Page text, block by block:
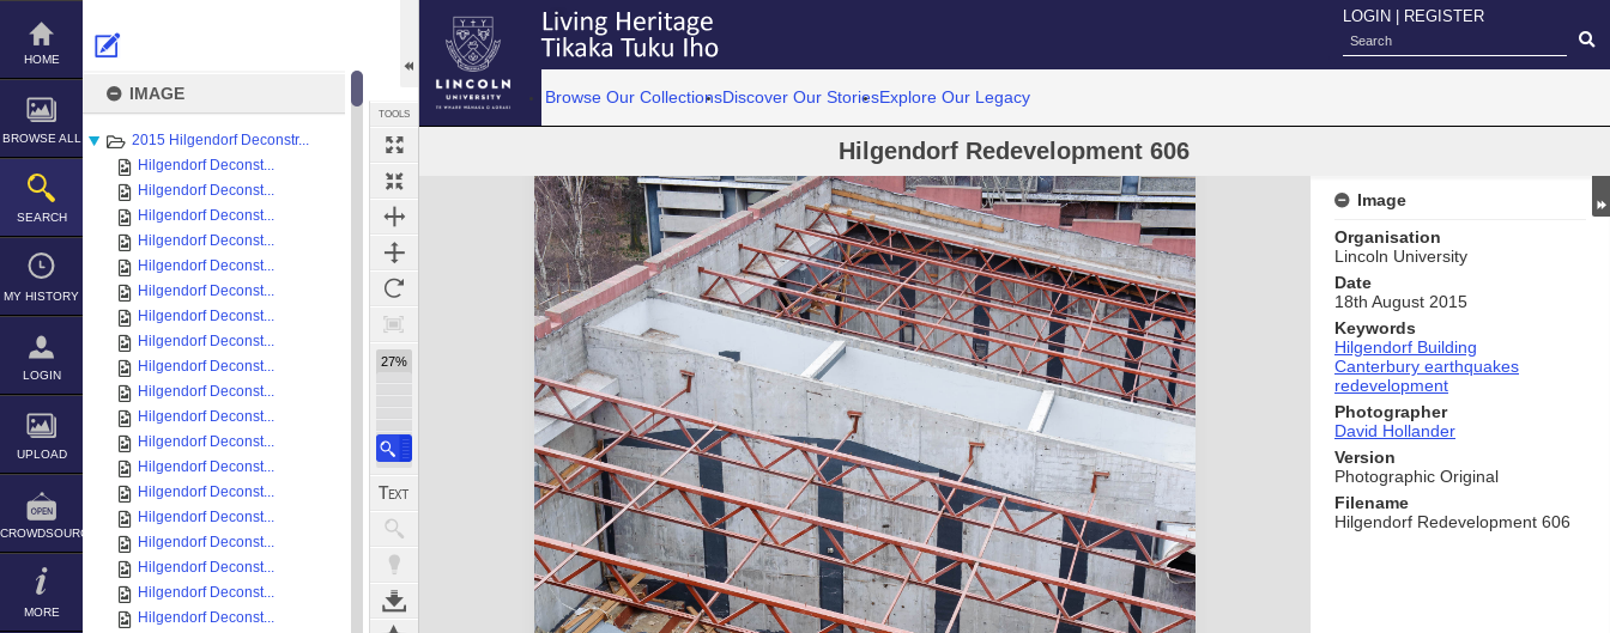
Skip
content
HOME
BROWSE ALL
SEARCH
MY HISTORY
LOGIN
UPLOAD
CROWDSOURCE
MORE
IMAGE
2015 Hilgendorf Deconstr...
Hilgendorf Deconst...
Hilgendorf Deconst...
Hilgendorf Deconst...
Hilgendorf Deconst...
Hilgendorf Deconst...
Hilgendorf Deconst...
Hilgendorf Deconst...
Hilgendorf Deconst...
Hilgendorf Deconst...
Hilgendorf Deconst...
Hilgendorf Deconst...
Hilgendorf Deconst...
Hilgendorf Deconst...
Hilgendorf Deconst...
Hilgendorf Deconst...
Hilgendorf Deconst...
Hilgendorf Deconst...
Hilgendorf Deconst...
Hilgendorf Deconst...
TOOLS
27%
LOGIN REGISTER
Browse Our CollectionsDiscover Our StoriesExplore Our Legacy
Hilgendorf Redevelopment 606
Expand/collapse
Image
Organisation
Lincoln University
Date
18th August 2015
Keywords
Hilgendorf Building
Canterbury earthquakes
redevelopment
Photographer
David Hollander
Version
Photographic Original
Filename
Hilgendorf Redevelopment 606